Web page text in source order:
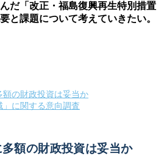
だ「改正・福島復興再生特別措置
と課題について考えていきたい。
額の財政投資は妥当か
」に関する意向調査
額の財政投資は妥当か